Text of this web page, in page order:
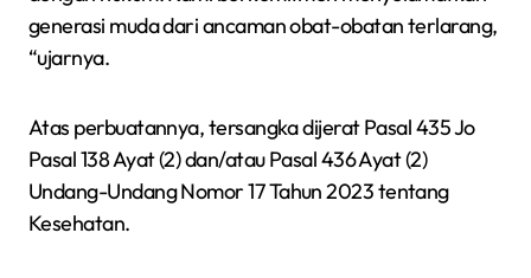
generasi muda dari ancaman obat-obatan terlarang,
“ujarnya.
Atas perbuatannya, tersangka dijerat Pasal 435 Jo
Pasal 138 Ayat (2) dan/atau Pasal 436 Ayat (2)
Undang-Undang Nomor 17 Tahun 2023 tentang
Kesehatan.